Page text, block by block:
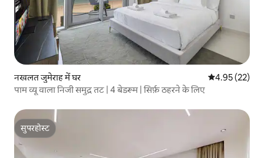
नखलत जुमेराह में घर औसत रेटिंग 5 में
4.95 (22)
पाम व्यू वाला निजी समुद्र तट | 4 बेडरूम | सिर्फ़ ठहरने के लिए
सुपरहोस्ट
सुपरहोस्ट